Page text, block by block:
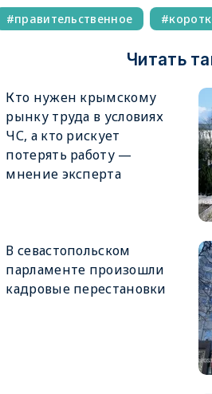
правительственное
Читать
Кто нужен крымскому
рынку труда в условиях
ЧС, а кто рискует
потерять работу —
мнение эксперта
В севастопольском
парламенте произошли
кадровые перестановки